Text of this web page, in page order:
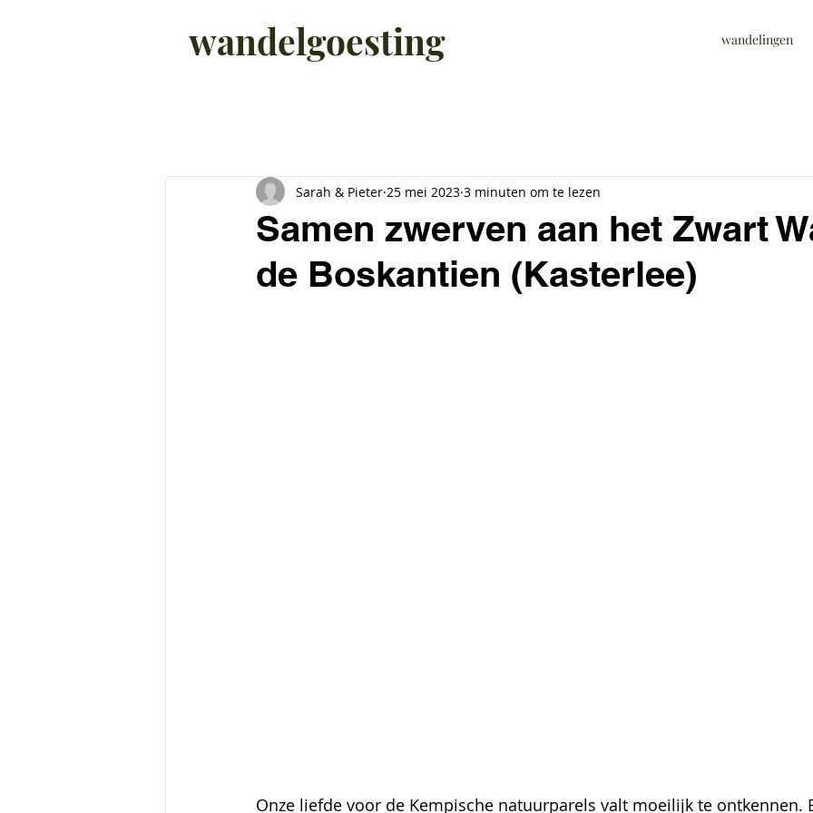
wandelgoesting wandelingen
Samen zwerven aan het Zwart
de Boskantien (Kasterlee)
Sarah & Pieter 25 mei 2023 3 minuten om te lezen
Onze liefde voor de Kempische natuurparels valt moeilijk te ontkennen.